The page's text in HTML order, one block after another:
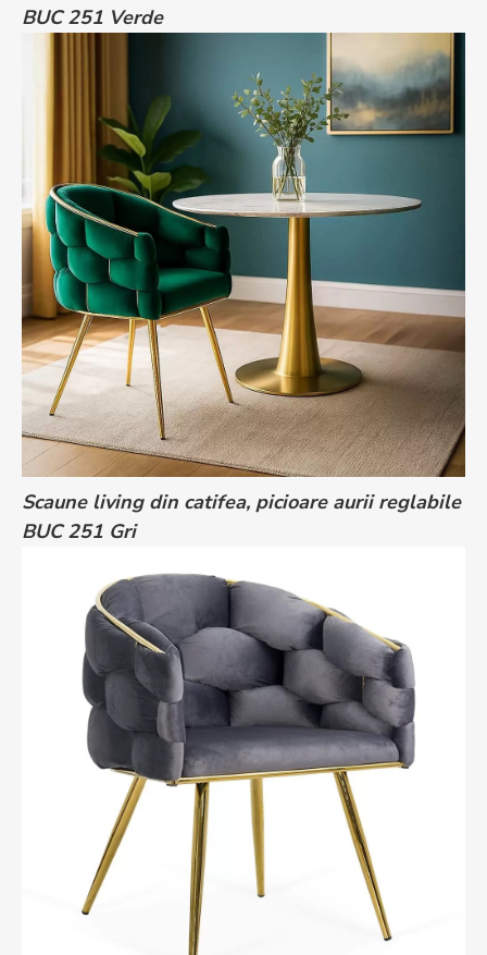
BUC 251 Verde
Scaune living din catifea, picioare aurii reglabile
BUC 251 Gri